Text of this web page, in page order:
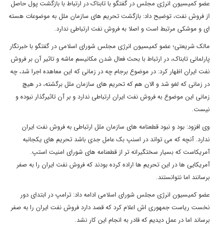
عضو کمیسیون انرژی مجلس در گفتگو با تابناک در ارتباط با بازگشت پول حاصل
از فروش نفت، توضیح داد: بازگشت تحریم های سازمان ملل به موضوعات هسته
ای و موشکی مرتبط است و اصلا به فروش نفت ارتباطی ندارد.
مالک شریعتی؛ عضو کمیسیون انرژی مجلس شورای اسلامی در گفتگو با خبرنگار
پارلمانی تابناک، در ارتباط با بحث فعال شدن مکانیسم ماشه و تاثیر آن بر فروش
نفت ایران اظهار کرد: در موضوع برجام چه در زمانی که این معاهده اجرا شد، چه
در زمانی که لغو شد و الان هم که تحریم های سازمان ملل برگشته، در هیچ
زمانی این موضوع به فروش نفت ایران ارتباطی ندارد و بر آن تاثیرگذار نبوده و
نیست.
وی افزود: بود و نبود قطعنامه های سازمان ملل ارتباطی به فروش نفت ایران
ندارد. آنچه که می تواند در اسنپ بک عامل جدی باشد تحریم های یکجانبه
آمریکاست که بسیار سختگیرانه تر از قطعنامه های شورای امنیت استپ.
آمریکایی ها در این تحریم ها اراده کرده بودند که فروش نفت ایران را به صفر
برسانند اما نتوانستند.
عضو کمیسیون انرژی مجلس شورای اسلامی ادامه داد: ترامپ در ابتدای دور
نخست ریاست جمهوری اش اعلام کرد که قصد دارد فروش نفت ایران را به صفر
برساند اما در عمل دیدیم که قادر به انجام این کار نشد.